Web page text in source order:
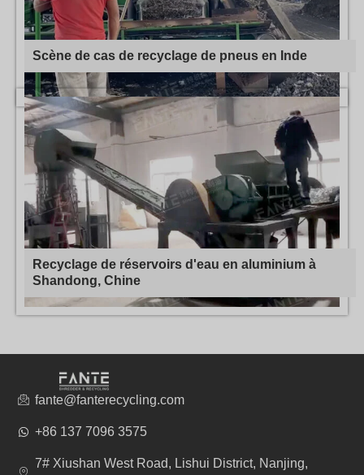
Scène de cas de recyclage de pneus en Inde
Recyclage de réservoirs d'eau en aluminium à
Shandong, Chine
fante@fanterecycling.com
+86 137 7096 3575
7# Xiushan West Road, Lishui District, Nanjing,